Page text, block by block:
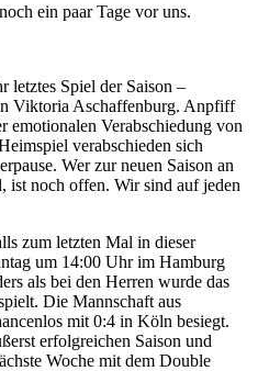
ein paar Tage vor uns.
letztes Spiel der Saison –
Viktoria Aschaffenburg. Anpfiff
emotionalen Verabschiedung von
verabschieden sich
Wer zur neuen Saison an
ist noch offen. Wir sind auf jeden
zum letzten Mal in dieser
um 14:00 Uhr im Hamburg
als bei den Herren wurde das
Die Mannschaft aus
mit 0:4 in Köln besiegt.
erfolgreichen Saison und
Woche mit dem Double